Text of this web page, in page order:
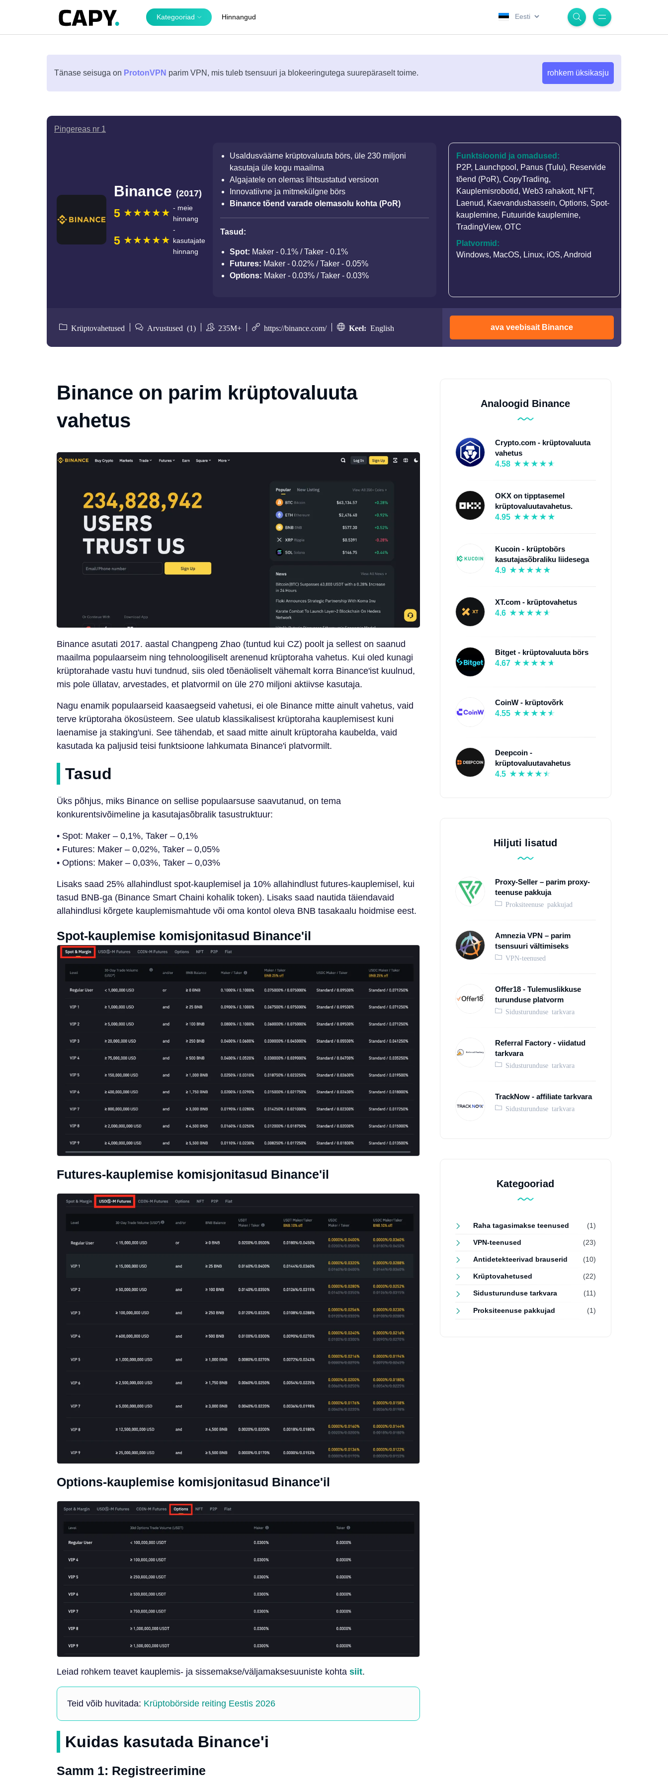
Kategooriad Hinnangud
Tänase seisuga on ProtonVPN parim VPN, mis tuleb tsensuuri ja blokeeringutega suurepäraselt toime. rohkem üksikasju
Pingereas nr 1
Binance (2017)
5
- meie
hinnang
5
-
kasutajate
hinnang
Usaldusväärne krüptovaluuta börs, üle 230 miljoni
kasutaja üle kogu maailma
Algajatele on olemas lihtsustatud versioon
Innovatiivne ja mitmekülgne börs
Binance tõend varade olemasolu kohta (PoR)
Tasud:
Spot: Maker - 0.1% / Taker - 0.1%
Futures: Maker - 0.02% / Taker - 0.05%
Options: Maker - 0.03% / Taker - 0.03%
Funktsioonid ja omadused:
P2P, Launchpool , Panus (Tulu), Reservide
tõend (PoR), CopyTrading,
Kauplemisrobotid, Web3 rahakott, NFT,
Laenud, Kaevandusbassein, Options, Spot-
kauplemine, Futuuride kauplemine,
TradingView, OTC
Platvormid:
Windows, MacOS, Linux, iOS, Android
Krüptovahetused Arvustused (1) 235M+ https://binance.com/ Keel: English ava veebisait Binance
Binance on parim krüptovaluuta
vahetus
Binance asutati 2017. aastal Changpeng Zhao (tuntud kui CZ) poolt ja sellest on saanud
maailma populaarseim ning tehnoloogiliselt arenenud krüptoraha vahetus. Kui oled kunagi
krüptorahade vastu huvi tundnud, siis oled tõenäoliselt vähemalt korra Binance'ist kuulnud,
mis pole üllatav, arvestades, et platvormil on üle 270 miljoni aktiivse kasutaja.
Nagu enamik populaarseid kaasaegseid vahetusi, ei ole Binance mitte ainult vahetus, vaid
terve krüptoraha ökosüsteem. See ulatub klassikalisest krüptoraha kauplemisest kuni
laenamise ja staking'uni. See tähendab, et saad mitte ainult krüptoraha kaubelda, vaid
kasutada ka paljusid teisi funktsioone lahkumata Binance'i platvormilt.
Tasud
Üks põhjus, miks Binance on sellise populaarsuse saavutanud, on tema
konkurentsivõimeline ja kasutajasõbralik tasustruktuur:
• Spot: Maker – 0,1%, Taker – 0,1%
• Futures: Maker – 0,02%, Taker – 0,05%
• Options: Maker – 0,03%, Taker – 0,03%
Lisaks saad 25% allahindlust spot-kauplemisel ja 10% allahindlust futures-kauplemisel, kui
tasud BNB-ga (Binance Smart Chaini kohalik token). Lisaks saad nautida täiendavaid
allahindlusi kõrgete kauplemismahtude või oma kontol oleva BNB tasakaalu hoidmise eest.
Spot-kauplemise komisjonitasud Binance'il
Futures-kauplemise komisjonitasud Binance'il
Options-kauplemise komisjonitasud Binance'il
Leiad rohkem teavet kauplemis- ja sissemakse/väljamaksesuuniste kohta siit.
Teid võib huvitada: Krüptobörside reiting Eestis 2026
Kuidas kasutada Binance'i
Samm 1: Registreerimine
Analoogid Binance
Crypto.com - krüptovaluuta
vahetus
4.58
OKX on tipptasemel
krüptovaluutavahetus.
4.95
Kucoin - krüptobörs
kasutajasõbraliku liidesega
4.9
XT.com - krüptovahetus
4.6
Bitget - krüptovaluuta börs
4.67
CoinW - krüptovõrk
4.55
Deepcoin -
krüptovaluutavahetus
4.5
Hiljuti lisatud
Proxy-Seller – parim proxy-
teenuse pakkuja
Proksiteenuse pakkujad
Amnezia VPN – parim
tsensuuri vältimiseks
VPN-teenused
Offer18 - Tulemuslikkuse
turunduse platvorm
Sidusturunduse tarkvara
Referral Factory - viidatud
tarkvara
Sidusturunduse tarkvara
TrackNow - affiliate tarkvara
Sidusturunduse tarkvara
Kategooriad
Raha tagasimakse teenused (1)
VPN-teenused (23)
Antidetekteerivad brauserid (10)
Krüptovahetused (22)
Sidusturunduse tarkvara (11)
Proksiteenuse pakkujad (1)